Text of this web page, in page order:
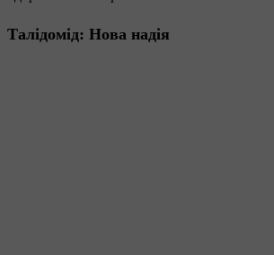
Талідомід: Нова надія